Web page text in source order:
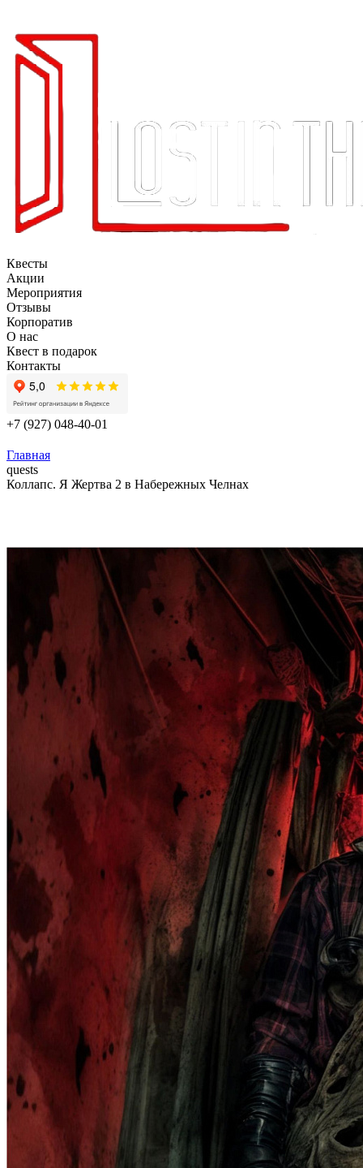
Квесты
Акции
Мероприятия
Отзывы
Корпоратив
О нас
Квест в подарок
Контакты
+7 (927) 048-40-01
Главная
quests
Коллапс. Я Жертва 2 в Набережных Челнах